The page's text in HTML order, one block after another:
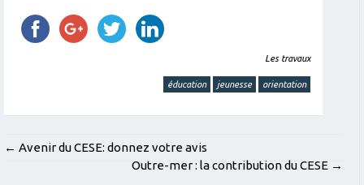
Les travaux
éducation jeunesse orientation
POST
← Avenir du CESE: donnez votre avis
Outre-mer : la contribution du CESE →